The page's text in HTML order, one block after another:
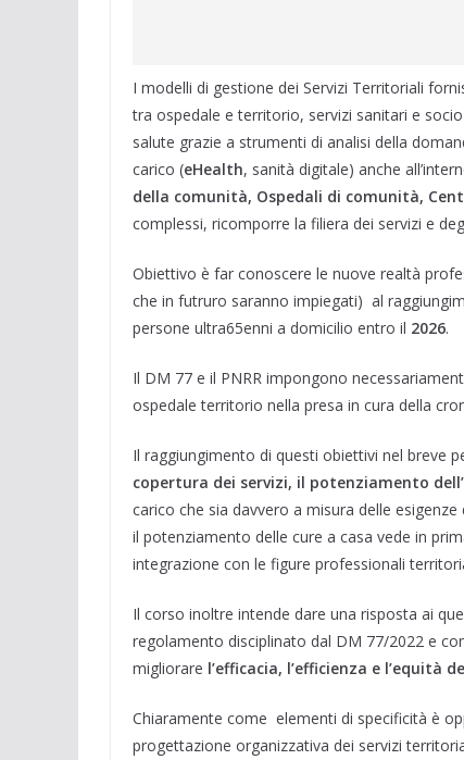
I modelli di gestione dei Servizi Territoriali
tra ospedale e territorio, servizi sanitari e
salute grazie a strumenti di analisi della
carico (eHealth, sanità digitale) anche
della comunità, Ospedali di comunità,
complessi, ricomporre la filiera dei servizi e
Obiettivo è far conoscere le nuove realtà
che in futruro saranno impiegati) al
persone ultra65enni a domicilio entro il 2026.
Il DM 77 e il PNRR impongono
ospedale territorio nella presa in cura della
Il raggiungimento di questi obiettivi nel breve
copertura dei servizi, il potenziamento
carico che sia davvero a misura delle
il potenziamento delle cure a casa vede in
integrazione con le figure professionali
Il corso inoltre intende dare una risposta ai
regolamento disciplinato dal DM 77/2022 e
migliorare l’efficacia, l’efficienza e l’equità
Chiaramente come elementi di specificità è
progettazione organizzativa dei servizi